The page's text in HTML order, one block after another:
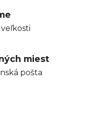
miest
pošta